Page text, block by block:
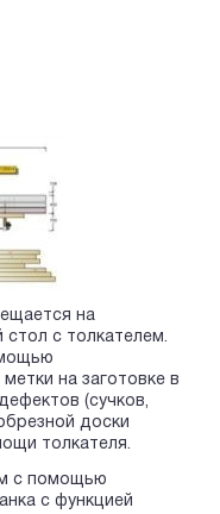
на
стол с толкателем.
на заготовке в
(сучков,
доски
толкателя.
с помощью
с функцией